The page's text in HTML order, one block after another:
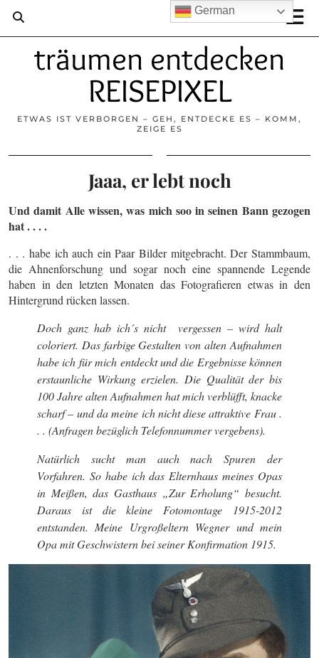
träumen entdecken
REISEPIXEL
ETWAS IST VERBORGEN – GEH, ENTDECKE ES – KOMM,
ZEIGE ES
Jaaa, er lebt noch
Und damit Alle wissen, was mich soo in seinen Bann gezogen
hat . . . .
. . . habe ich auch ein Paar Bilder mitgebracht. Der Stammbaum,
die Ahnenforschung und sogar noch eine spannende Legende
haben in den letzten Monaten das Fotografieren etwas in den
Hintergrund rücken lassen.
Doch ganz hab ich´s nicht vergessen – wird halt
coloriert. Das farbige Gestalten von alten Aufnahmen
habe ich für mich entdeckt und die Ergebnisse können
erstaunliche Wirkung erzielen. Die Qualität der bis
100 Jahre alten Aufnahmen hat mich verblüfft, knacke
scharf – und da meine ich nicht diese attraktive Frau .
. . (Anfragen bezüglich Telefonnummer vergebens).
Natürlich sucht man auch nach Spuren der
Vorfahren. So habe ich das Elternhaus meines Opas
in Meißen, das Gasthaus „Zur Erholung“ besucht.
Daraus ist die kleine Fotomontage 1915-2012
entstanden. Meine Urgroßeltern Wegner und mein
Opa mit Geschwistern bei seiner Konfirmation 1915.
German